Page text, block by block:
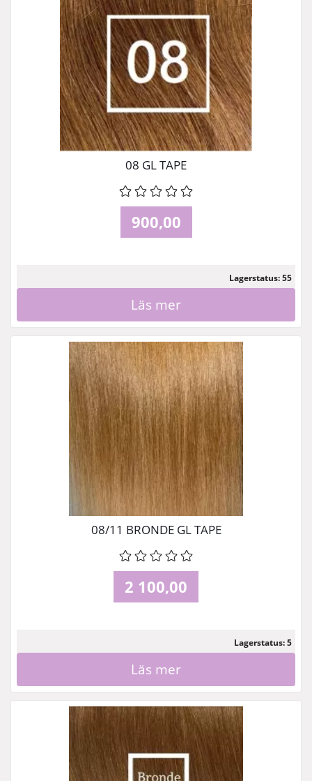
08 GL TAPE
900,00
Lagerstatus: 55
Läs mer
08/11 BRONDE GL TAPE
2 100,00
Lagerstatus: 5
Läs mer